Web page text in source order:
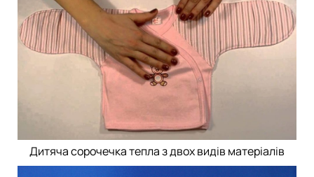
Дитяча сорочечка тепла з двох видів матеріалів